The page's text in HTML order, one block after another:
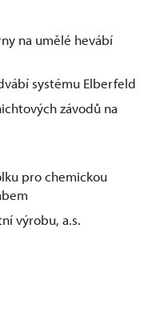
na umělé hevábí
systému Elberfeld
závodů na
pro chemickou
výrobu, a.s.